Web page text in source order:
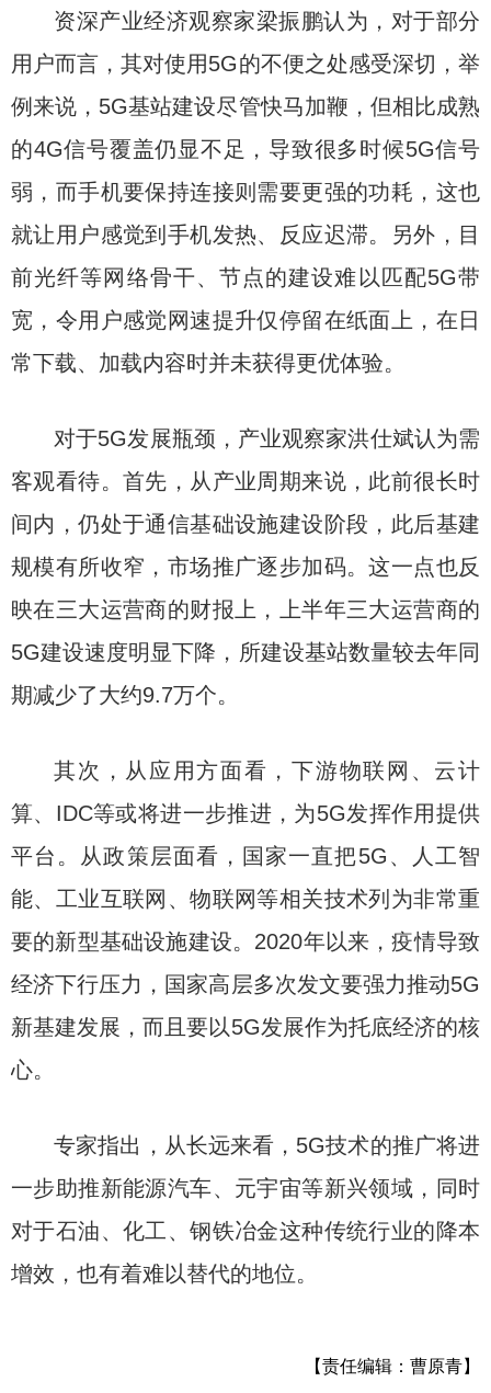
资深产业经济观察家梁振鹏认为，对于部分
用户而言，其对使用5G的不便之处感受深切，举
例来说，5G基站建设尽管快马加鞭，但相比成熟
的4G信号覆盖仍显不足，导致很多时候5G信号
弱，而手机要保持连接则需要更强的功耗，这也
就让用户感觉到手机发热、反应迟滞。另外，目
前光纤等网络骨干、节点的建设难以匹配5G带
宽，令用户感觉网速提升仅停留在纸面上，在日
常下载、加载内容时并未获得更优体验。
对于5G发展瓶颈，产业观察家洪仕斌认为需
客观看待。首先，从产业周期来说，此前很长时
间内，仍处于通信基础设施建设阶段，此后基建
规模有所收窄，市场推广逐步加码。这一点也反
映在三大运营商的财报上，上半年三大运营商的
5G建设速度明显下降，所建设基站数量较去年同
期减少了大约9.7万个。
其次，从应用方面看，下游物联网、云计
算、IDC等或将进一步推进，为5G发挥作用提供
平台。从政策层面看，国家一直把5G、人工智
能、工业互联网、物联网等相关技术列为非常重
要的新型基础设施建设。2020年以来，疫情导致
经济下行压力，国家高层多次发文要强力推动5G
新基建发展，而且要以5G发展作为托底经济的核
心。
专家指出，从长远来看，5G技术的推广将进
一步助推新能源汽车、元宇宙等新兴领域，同时
对于石油、化工、钢铁冶金这种传统行业的降本
增效，也有着难以替代的地位。
【责任编辑：曹原青】